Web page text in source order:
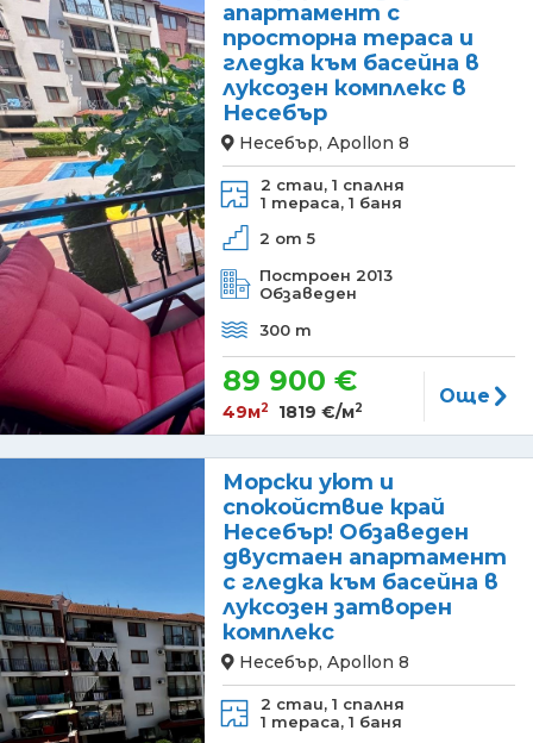
апартамент с
просторна тераса и
гледка към басейна в
луксозен комплекс в
Несебър
Несебър, Apollon 8
2 стаи, 1 спалня
1 тераса, 1 баня
2 от 5
Построен 2013
Обзаведен
300 m
89 900 €
49м2 1819 €/м2
Още
Морски уют и
спокойствие край
Несебър! Обзаведен
двустаен апартамент
с гледка към басейна в
луксозен затворен
комплекс
Несебър, Apollon 8
2 стаи, 1 спалня
1 тераса, 1 баня